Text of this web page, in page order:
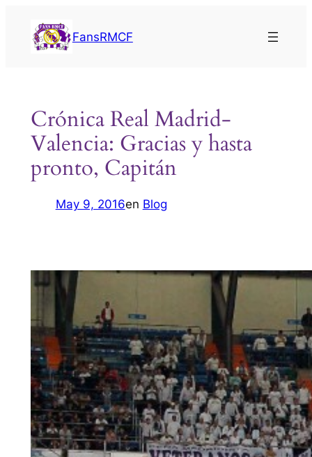
contenido
FansRMCF
Crónica Real Madrid-
Valencia: Gracias y hasta
pronto, Capitán
May 9, 2016en Blog